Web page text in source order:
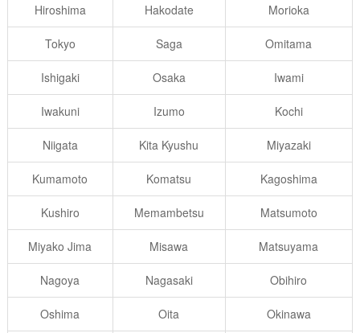
Hiroshima Hakodate Morioka
Tokyo Saga Omitama
Ishigaki Osaka Iwami
Iwakuni Izumo Kochi
Niigata Kita Kyushu Miyazaki
Kumamoto Komatsu Kagoshima
Kushiro Memambetsu Matsumoto
Miyako Jima Misawa Matsuyama
Nagoya Nagasaki Obihiro
Oshima Oita Okinawa